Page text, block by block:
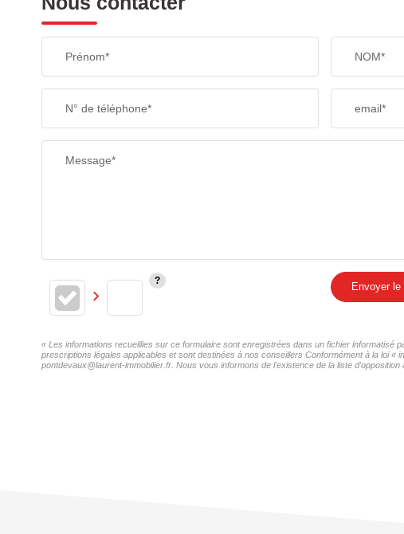
Prénom* NOM*
N° de téléphone* email*
Message*
Envoyer
« Les informations recueillies sur ce formulaire sont enregistrées dans un fichier
prescriptions légales applicables et sont destinées à nos conseillers Conformément à la loi
pontdevaux@laurent-immobilier.fr. Nous vous informons de l'existence de la liste